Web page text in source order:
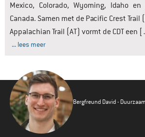
Mexico, Colorado, Wyoming, Idaho en
Canada. Samen met de Pacific Crest Trail
Appalachian Trail (AT) vormt de CDT een
... lees meer
Bergfreund David -